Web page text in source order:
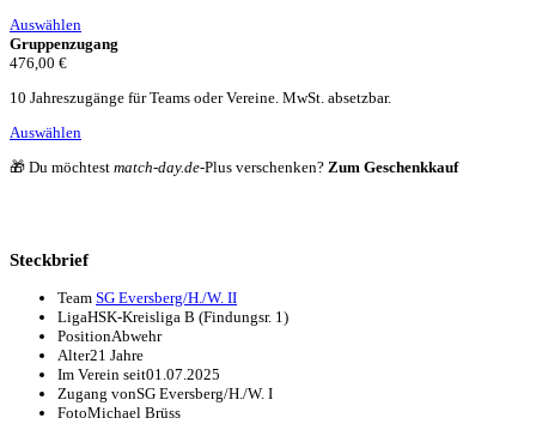
Auswählen
Gruppenzugang
476,00 €
10 Jahreszugänge für Teams oder Vereine. MwSt. absetzbar.
Auswählen
🎁 Du möchtest match-day.de-Plus verschenken? Zum Geschenkkauf
Steckbrief
Team SG Eversberg/H./W. II
LigaHSK-Kreisliga B (Findungsr. 1)
PositionAbwehr
Alter21 Jahre
Im Verein seit01.07.2025
Zugang vonSG Eversberg/H./W. I
FotoMichael Brüss